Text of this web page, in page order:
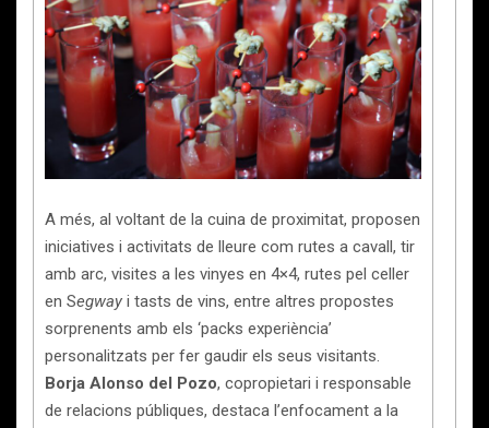
A més, al voltant de la cuina de proximitat, proposen
iniciatives i activitats de lleure com rutes a cavall, tir
amb arc, visites a les vinyes en 4×4, rutes pel celler
en Segway i tasts de vins, entre altres propostes
sorprenents amb els ‘packs experiència’
personalitzats per fer gaudir els seus visitants.
Borja Alonso del Pozo, copropietari i responsable
de relacions públiques, destaca l’enfocament a la